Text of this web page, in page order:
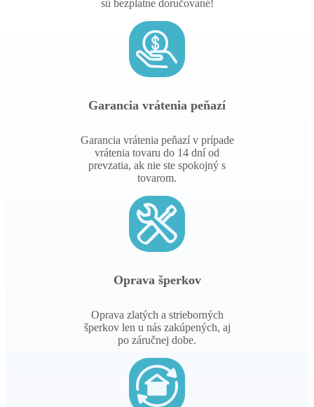
sú bezplatne doručované!
Garancia vrátenia peňazí
Garancia vrátenia peňazí v prípade
vrátenia tovaru do 14 dní od
prevzatia, ak nie ste spokojný s
tovarom.
Oprava šperkov
Oprava zlatých a strieborných
šperkov len u nás zakúpených, aj
po záručnej dobe.